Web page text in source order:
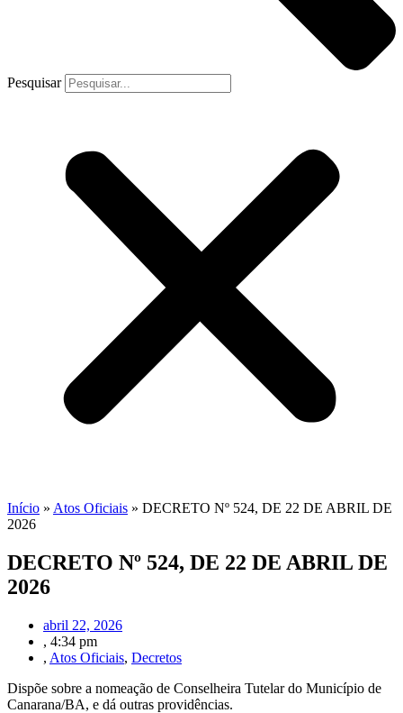
Pesquisar
Início » Atos Oficiais » DECRETO Nº 524, DE 22 DE ABRIL DE
2026
DECRETO Nº 524, DE 22 DE ABRIL DE
2026
abril 22, 2026
, 4:34 pm
, Atos Oficiais, Decretos
Dispõe sobre a nomeação de Conselheira Tutelar do Município de
Canarana/BA, e dá outras providências.